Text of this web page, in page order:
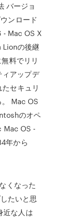
バージョ
ンロード
- Mac OS X
の後継
料でリリ
ィアップデ
セキュリ
Mac OS
のオペ
Mac OS -
年から
くなった
たいと思
近な人は